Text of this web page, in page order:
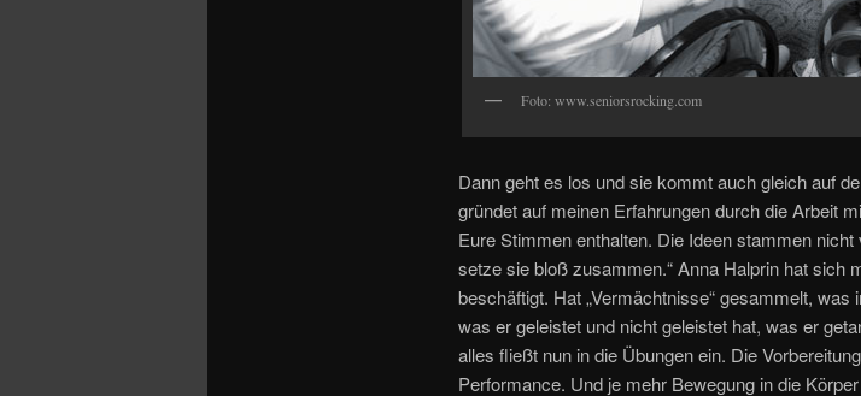
Foto: www.seniorsrocking.com
Dann geht es los und sie kommt auch gleich auf
gründet auf meinen Erfahrungen durch die Arbeit
Eure Stimmen enthalten. Die Ideen stammen
setze sie bloß zusammen.“ Anna Halprin hat sich
beschäftigt. Hat „Vermächtnisse“ gesammelt,
was er geleistet und nicht geleistet hat, was er
alles fließt nun in die Übungen ein. Die
Performance. Und je mehr Bewegung in die